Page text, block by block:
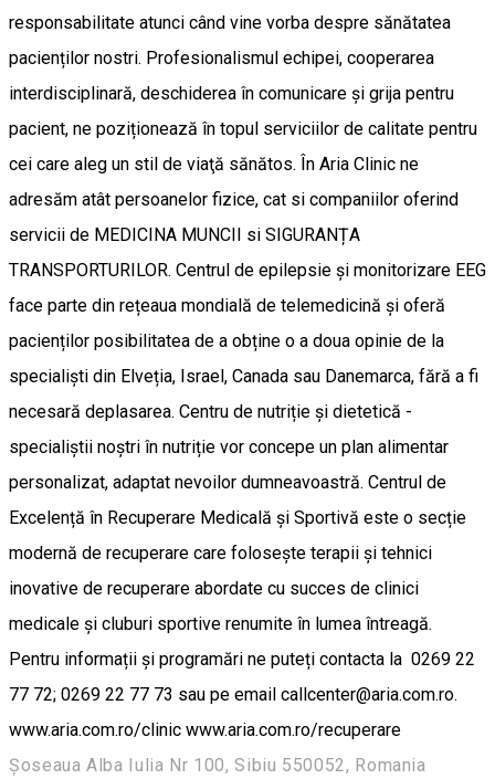
responsabilitate atunci când vine vorba despre sănătatea
pacienților nostri. Profesionalismul echipei, cooperarea
interdisciplinară, deschiderea în comunicare și grija pentru
pacient, ne poziționează în topul serviciilor de calitate pentru
cei care aleg un stil de viaţă sănătos. În Aria Clinic ne
adresăm atât persoanelor fizice, cat si companiilor oferind
servicii de MEDICINA MUNCII si SIGURANȚA
TRANSPORTURILOR. Centrul de epilepsie și monitorizare EEG
face parte din rețeaua mondială de telemedicină și oferă
pacienților posibilitatea de a obține o a doua opinie de la
specialiști din Elveția, Israel, Canada sau Danemarca, fără a fi
necesară deplasarea. Centru de nutriție și dietetică -
specialiștii noștri în nutriție vor concepe un plan alimentar
personalizat, adaptat nevoilor dumneavoastră. Centrul de
Excelență în Recuperare Medicală și Sportivă este o secție
modernă de recuperare care folosește terapii și tehnici
inovative de recuperare abordate cu succes de clinici
medicale și cluburi sportive renumite în lumea întreagă.
Pentru informații și programări ne puteți contacta la 0269 22
77 72; 0269 22 77 73 sau pe email callcenter@aria.com.ro.
www.aria.com.ro/clinic www.aria.com.ro/recuperare
Șoseaua Alba Iulia Nr 100, Sibiu 550052, Romania